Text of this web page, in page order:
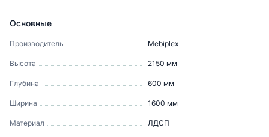
Основные
Производитель Mebiрlex
Высота 2150 мм
Глубина 600 мм
Ширина 1600 мм
Материал ЛДСП